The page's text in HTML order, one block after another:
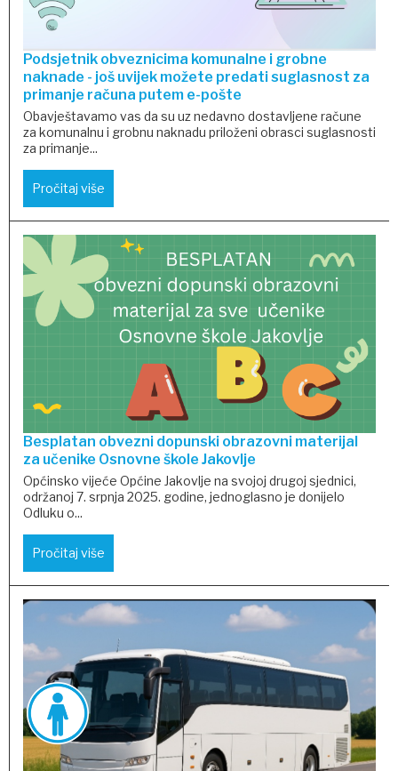
Podsjetnik obveznicima komunalne i grobne
naknade - još uvijek možete predati suglasnost za
primanje računa putem e-pošte
Obavještavamo vas da su uz nedavno dostavljene račune
za komunalnu i grobnu naknadu priloženi obrasci suglasnosti
za primanje...
Pročitaj više
Besplatan obvezni dopunski obrazovni materijal
za učenike Osnovne škole Jakovlje
Općinsko vijeće Općine Jakovlje na svojoj drugoj sjednici,
održanoj 7. srpnja 2025. godine, jednoglasno je donijelo
Odluku o...
Pročitaj više